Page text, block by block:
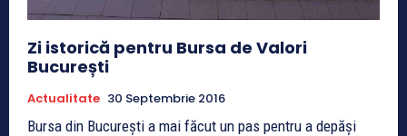
Zi istorică pentru Bursa de Valori
București
Actualitate 30 Septembrie 2016
Bursa din Bucureşti a mai făcut un pas pentru a depăşi